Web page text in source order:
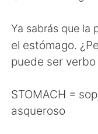
English
繁體中文
Ya sabrás que la
el estómago.
puede ser
STOMACH =
asqueroso